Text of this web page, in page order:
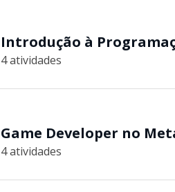
Introdução à
4 atividades
Game Developer no
4 atividades